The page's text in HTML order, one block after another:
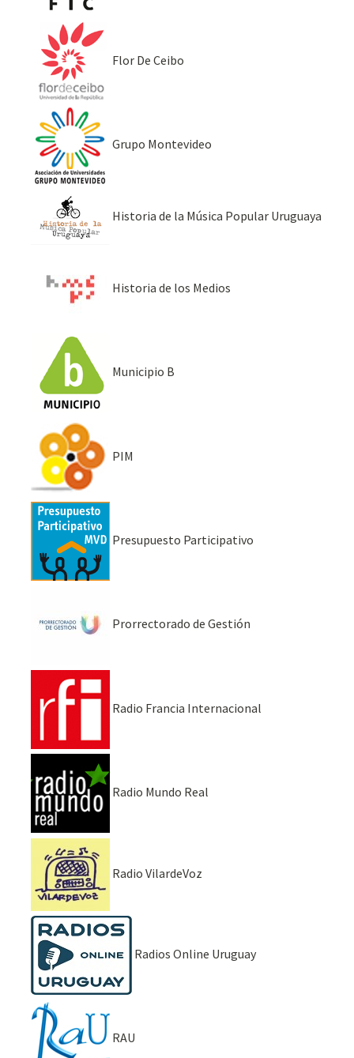
Flor De Ceibo
Grupo Montevideo
Historia de la Música Popular Uruguaya
Historia de los Medios
Municipio B
PIM
Presupuesto Participativo
Prorrectorado de Gestión
Radio Francia Internacional
Radio Mundo Real
Radio VilardeVoz
Radios Online Uruguay
RAU